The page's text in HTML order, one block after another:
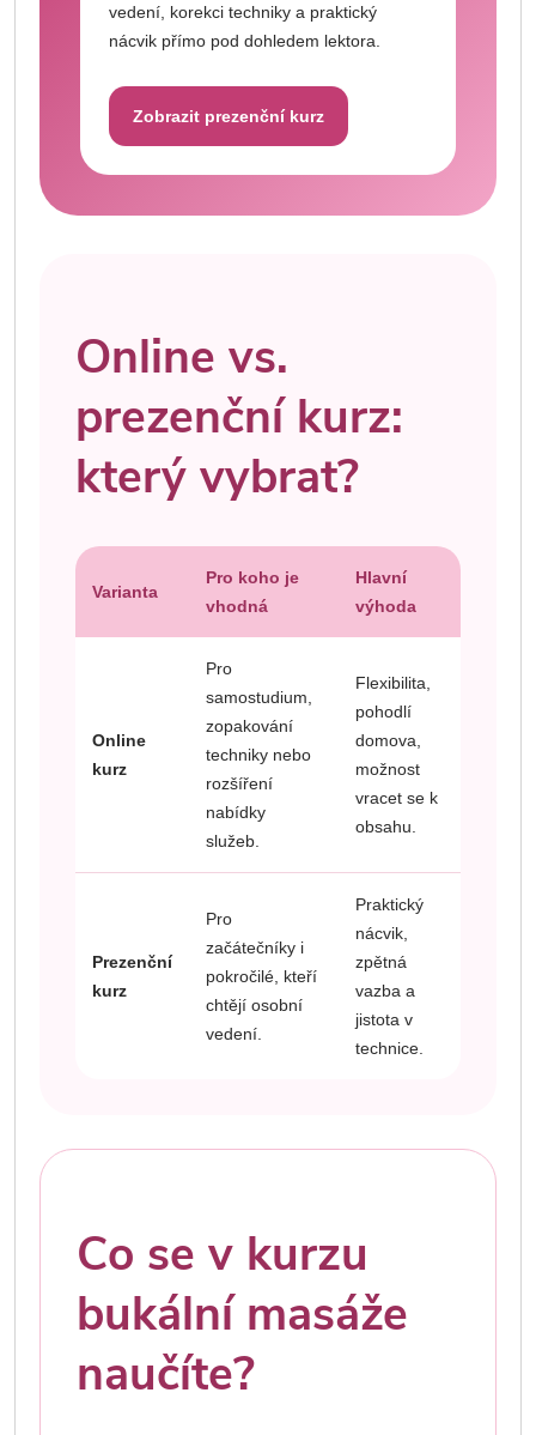
vedení, korekci techniky a praktický
nácvik přímo pod dohledem lektora.
Zobrazit prezenční kurz
Online vs.
prezenční kurz:
který vybrat?
Varianta
Pro koho je
vhodná
Hlavní
výhoda
Online
kurz
Pro
samostudium,
zopakování
techniky nebo
rozšíření
nabídky
služeb.
Flexibilita,
pohodlí
domova,
možnost
vracet se k
obsahu.
Prezenční
kurz
Pro
začátečníky i
pokročilé, kteří
chtějí osobní
vedení.
Praktický
nácvik,
zpětná
vazba a
jistota v
technice.
Co se v kurzu
bukální masáže
naučíte?